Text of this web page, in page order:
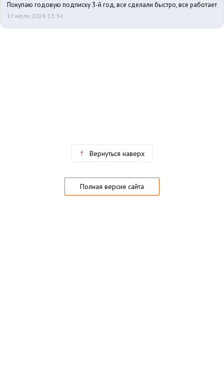
Покупаю годовую подписку 3-й год, все сделали быстро, все работает
17 июля, 2026 13:34
Вернуться наверх
Полная версия сайта